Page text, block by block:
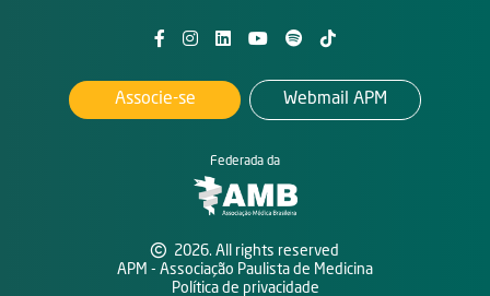
2026. All rights reserved
APM - Associação Paulista de Medicina
Política de privacidade
Federada da
Associe-se Webmail APM